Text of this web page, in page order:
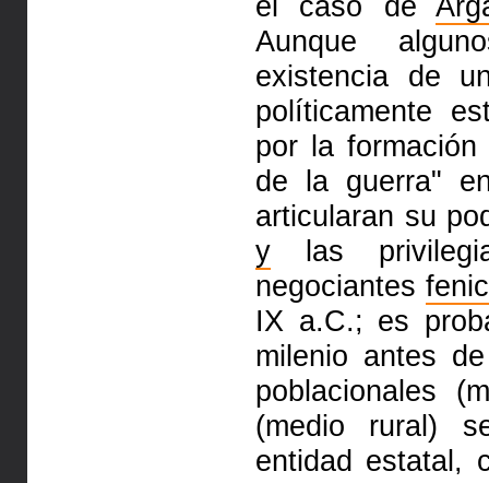
Aunque
existencia de
políticamente
por la
de la guerra"
articularan su
y las
negociantes
IX a.C.; es
milenio antes
poblacionales
(medio rural)
entidad estatal,